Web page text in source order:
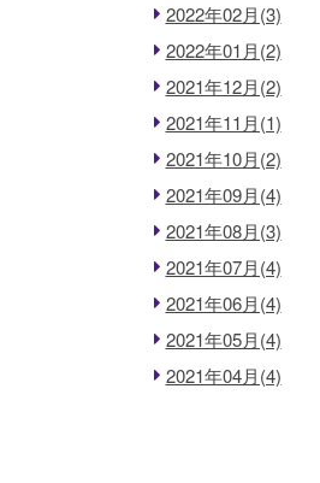
2022年02月(3)
2022年01月(2)
2021年12月(2)
2021年11月(1)
2021年10月(2)
2021年09月(4)
2021年08月(3)
2021年07月(4)
2021年06月(4)
2021年05月(4)
2021年04月(4)